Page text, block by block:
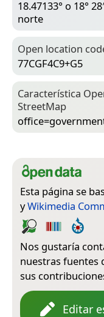
18.47133° o 18°
norte
Open location
77CGF4C9+G5
Característica
Street­Map
Esta página se
yWikimedia
Nos gustaría
nuestras fuentes
sus
Editar